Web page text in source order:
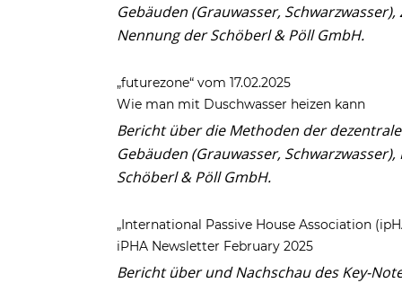
Gebäuden (Grauwasser,
Nennung der Schöberl & Pöll GmbH.
„futurezone“ vom 17.02.2025
Wie man mit Duschwasser heizen kann
Bericht über die Methoden der
Gebäuden (Grauwasser,
Schöberl & Pöll GmbH.
„International Passive House Association
iPHA Newsletter February 2025
Bericht über und Nachschau des Key-